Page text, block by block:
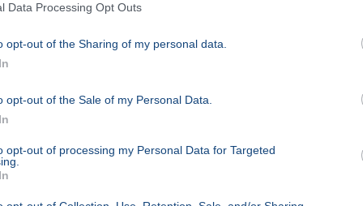
Data Processing Opt Outs
opt-out of the Sharing of my personal data.
opt-out of the Sale of my Personal Data.
opt-out of processing my Personal Data for Targeted
terápiás aferezissel
az emberi plazmából. Ez a módszer a
elleni küzdelemben.
kerülését és a műanyag csomagolások